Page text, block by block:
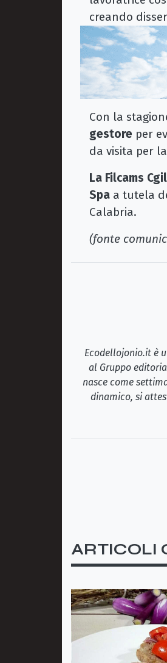
creando
Con la
gestore per
da visita per
La Filcams
Spa a tutela
Calabria.
(fonte
Ecodellojonio.it è
al Gruppo
nasce come
dinamico, si
ARTICOLI